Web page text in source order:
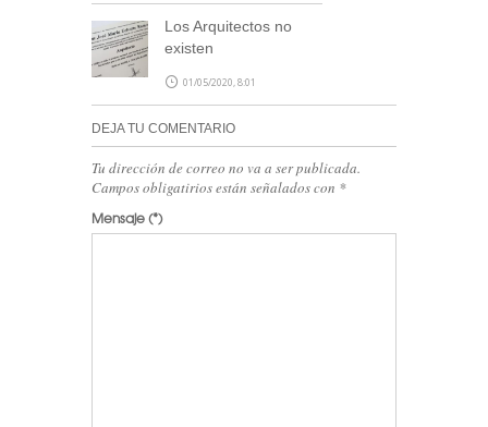
Los Arquitectos no
existen
01/05/2020, 8:01
DEJA TU COMENTARIO
Tu dirección de correo no va a ser publicada.
Campos obligatirios están señalados con *
Mensaje(*)